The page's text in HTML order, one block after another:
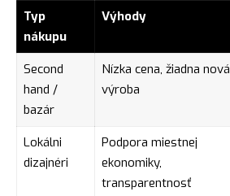
Typ
nákupu
Výhody
Second
hand /
bazár
Nízka cena, žiadna nová
výroba
Lokálni
dizajnéri
Podpora miestnej
ekonomiky,
transparentnosť